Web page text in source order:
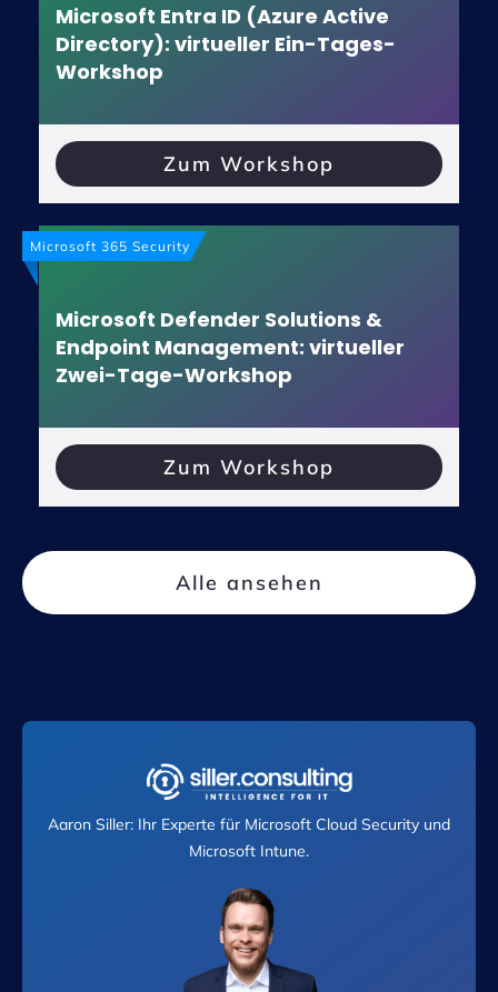
Microsoft Entra ID (Azure Active
Directory): virtueller Ein-Tages-
Workshop
Zum Workshop
Microsoft 365 Security
Microsoft Defender Solutions &
Endpoint Management: virtueller
Zwei-Tage-Workshop
Zum Workshop
Alle ansehen
Aaron Siller: Ihr Experte für Microsoft Cloud Security und
Microsoft Intune.